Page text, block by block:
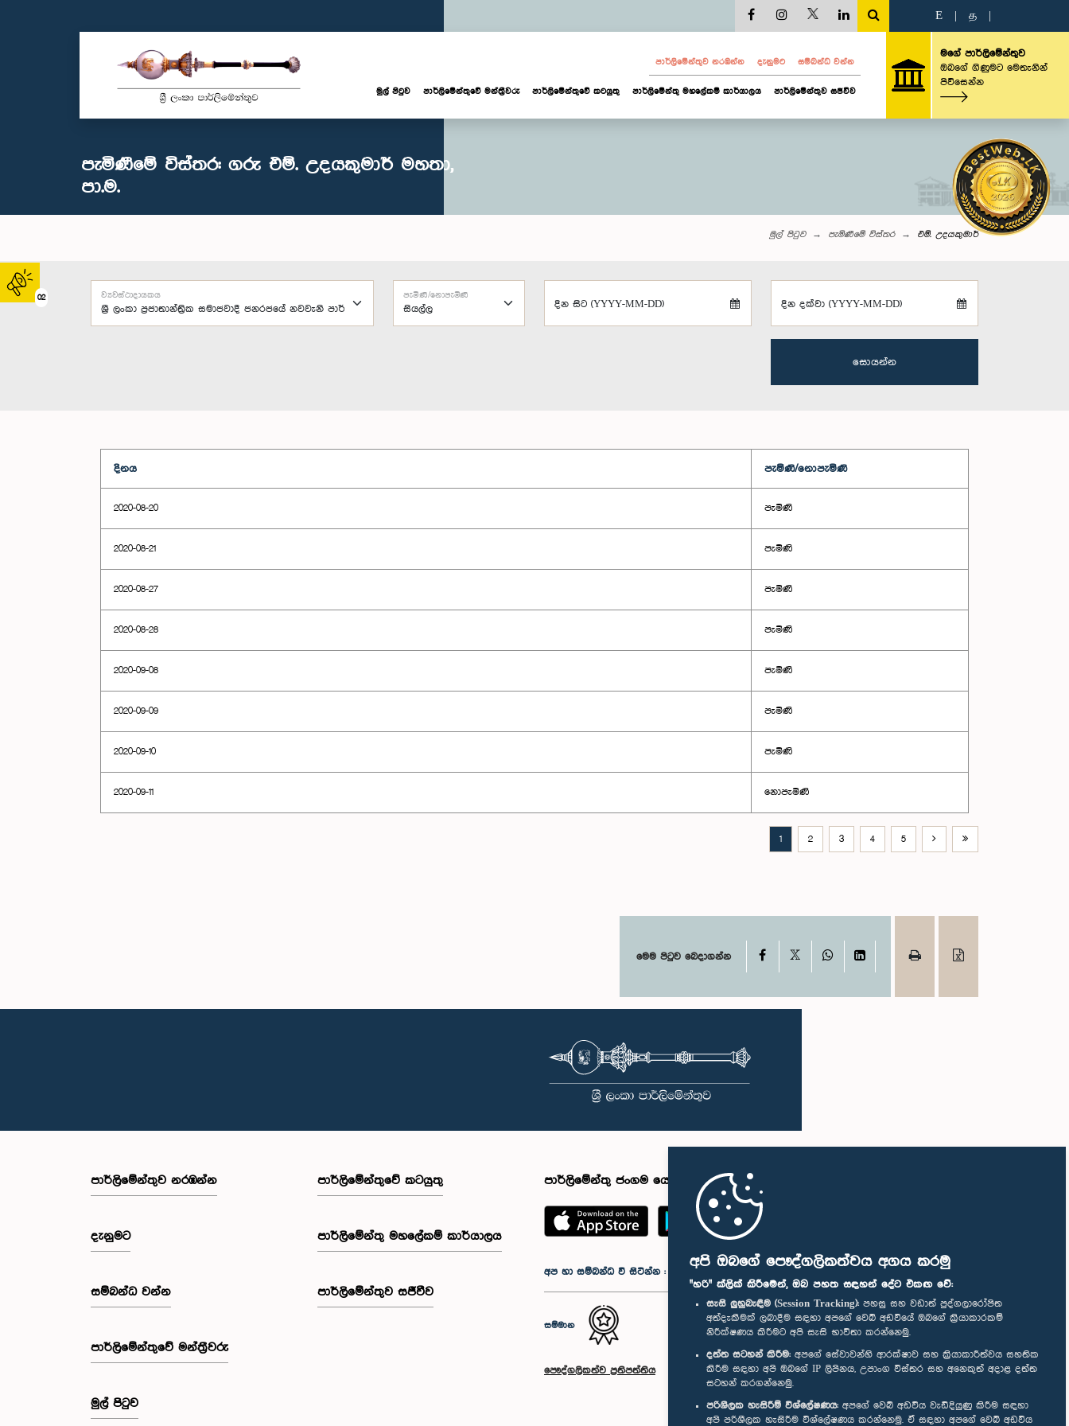
අපි ඔබගේ පෞද්ගලිකත්වය අගය කරමු
"හරි" ක්ලික් කිරීමෙන්, ඔබ පහත සඳහන් දේට එකඟ වේ:
සැසි ලුහුබැඳීම (Session Tracking): පහසු සහ වඩාත් පුද්ගලාරෝපිත
අත්දැකීමක් ලබාදීම සඳහා අපගේ වෙබ් අඩවියේ ඔබගේ ක්‍රියාකාරකම්
නිරීක්ෂණය කිරීමට අපි සැසි භාවිතා කරන්නෙමු.
දත්ත සටහන් කිරීම: අපගේ සේවාවන්හි ආරක්ෂාව සහ ක්‍රියාකාරීත්වය සහතික
කිරීම සඳහා අපි ඔබගේ IP ලිපිනය, උපාංග විස්තර සහ අනෙකුත් අදාළ දත්ත
සටහන් කරගන්නෙමු.
පරිශීලක හැසිරීම් විශ්ලේෂණය: අපගේ වෙබ් අඩවිය වැඩිදියුණු කිරීම සඳහා
අපි පරිශීලක හැසිරීම විශ්ලේෂණය කරන්නෙමු. ඒ සඳහා අපගේ වෙබ් අඩවිය
02
E த
පාර්ලි‌මේන්තුව නරඹන්න දැනුමට සම්බන්ධ වන්න
මුල් පිටුව පාර්ලි‌මේන්තුවේ මන්ත්‍රීවරු පාර්ලිමේන්තුවේ කටයුතු පාර්ලිමේන්තු මහලේකම් කාර්යාලය පාර්ලිමේන්තුව සජීවීව
මගේ පාර්ලිමේන්තුව
ඔබගේ ගිණුමට මෙතැනින්
පිවිසෙන්න
පැමිණීමේ විස්තර: ගරු එම්. උදයකුමාර් මහතා,
පා.ම.
මුල් පිටුව පැමිණීමේ විස්තර එම්. උදයකුමාර්
ව්‍යවස්ථාදායකය පැමිණි/නොපැමිණි
දින සිට (YYYY-MM-DD) දින දක්වා (YYYY-MM-DD)
සොයන්න
දිනය පැමිණි/නොපැමිණි
2020-08-20 පැමිණි
2020-08-21 පැමිණි
2020-08-27 පැමිණි
2020-08-28 පැමිණි
2020-09-08 පැමිණි
2020-09-09 පැමිණි
2020-09-10 පැමිණි
2020-09-11 නොපැමිණි
1 2 3 4 5
මෙම පිටුව බෙදාගන්න Facebook WhatsAppLinkedIn
පාර්ලි‌මේන්තුව නරඹන්න
දැනුමට
සම්බන්ධ වන්න
පාර්ලි‌මේන්තුවේ මන්ත්‍රීවරු
මුල් පිටුව
පාර්ලිමේන්තුවේ කටයුතු
පාර්ලිමේන්තු මහලේකම් කාර්යාලය
පාර්ලිමේන්තුව සජීවීව
පාර්ලිමේන්තු ජංගම යෙදුම
අප හා සම්බන්ධ වී සිටින්න :
සම්මාන
පෞද්ගලිකත්ව ප්‍රතිපත්තිය